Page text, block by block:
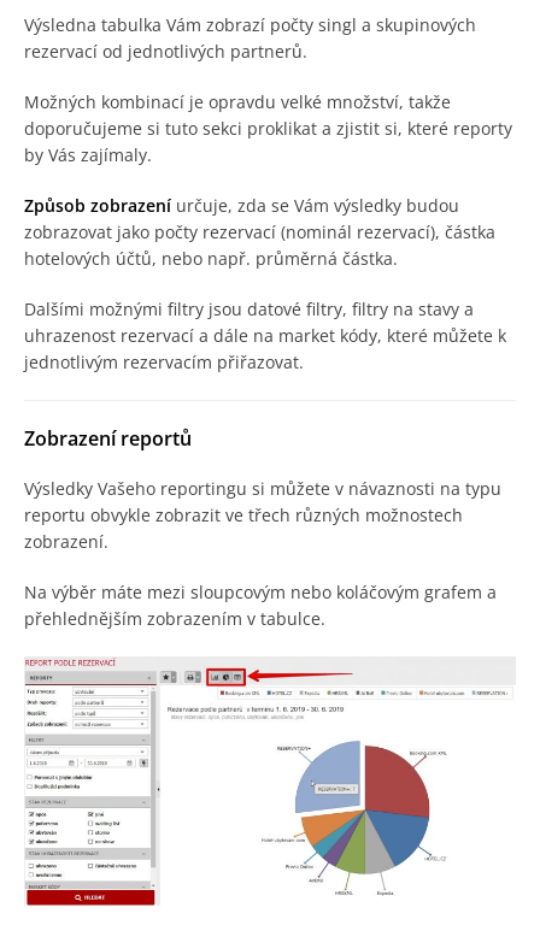
Výsledna tabulka Vám zobrazí počty singl a skupinových
rezervací od jednotlivých partnerů.
Možných kombinací je opravdu velké množství, takže
doporučujeme si tuto sekci proklikat a zjistit si, které reporty
by Vás zajímaly.
Způsob zobrazení určuje, zda se Vám výsledky budou
zobrazovat jako počty rezervací (nominál rezervací), částka
hotelových účtů, nebo např. průměrná částka.
Dalšími možnými filtry jsou datové filtry, filtry na stavy a
uhrazenost rezervací a dále na market kódy, které můžete k
jednotlivým rezervacím přiřazovat.
Zobrazení reportů
Výsledky Vašeho reportingu si můžete v návaznosti na typu
reportu obvykle zobrazit ve třech různých možnostech
zobrazení.
Na výběr máte mezi sloupcovým nebo koláčovým grafem a
přehlednějším zobrazením v tabulce.